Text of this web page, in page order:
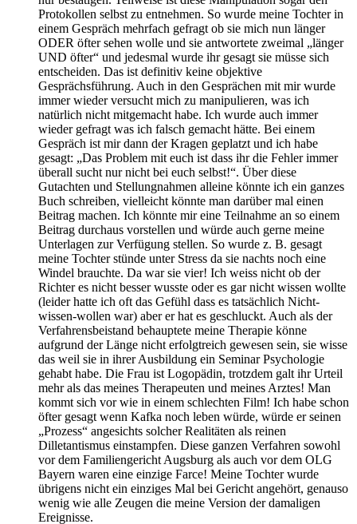
Protokollen selbst zu entnehmen. So wurde meine Tochter in
einem Gespräch mehrfach gefragt ob sie mich nun länger
ODER öfter sehen wolle und sie antwortete zweimal „länger
UND öfter“ und jedesmal wurde ihr gesagt sie müsse sich
entscheiden. Das ist definitiv keine objektive
Gesprächsführung. Auch in den Gesprächen mit mir wurde
immer wieder versucht mich zu manipulieren, was ich
natürlich nicht mitgemacht habe. Ich wurde auch immer
wieder gefragt was ich falsch gemacht hätte. Bei einem
Gespräch ist mir dann der Kragen geplatzt und ich habe
gesagt: „Das Problem mit euch ist dass ihr die Fehler immer
überall sucht nur nicht bei euch selbst!“. Über diese
Gutachten und Stellungnahmen alleine könnte ich ein ganzes
Buch schreiben, vielleicht könnte man darüber mal einen
Beitrag machen. Ich könnte mir eine Teilnahme an so einem
Beitrag durchaus vorstellen und würde auch gerne meine
Unterlagen zur Verfügung stellen. So wurde z. B. gesagt
meine Tochter stünde unter Stress da sie nachts noch eine
Windel brauchte. Da war sie vier! Ich weiss nicht ob der
Richter es nicht besser wusste oder es gar nicht wissen wollte
(leider hatte ich oft das Gefühl dass es tatsächlich Nicht-
wissen-wollen war) aber er hat es geschluckt. Auch als der
Verfahrensbeistand behauptete meine Therapie könne
aufgrund der Länge nicht erfolgtreich gewesen sein, sie wisse
das weil sie in ihrer Ausbildung ein Seminar Psychologie
gehabt habe. Die Frau ist Logopädin, trotzdem galt ihr Urteil
mehr als das meines Therapeuten und meines Arztes! Man
kommt sich vor wie in einem schlechten Film! Ich habe schon
öfter gesagt wenn Kafka noch leben würde, würde er seinen
„Prozess“ angesichts solcher Realitäten als reinen
Dilletantismus einstampfen. Diese ganzen Verfahren sowohl
vor dem Familiengericht Augsburg als auch vor dem OLG
Bayern waren eine einzige Farce! Meine Tochter wurde
übrigens nicht ein einziges Mal bei Gericht angehört, genauso
wenig wie alle Zeugen die meine Version der damaligen
Ereignisse.